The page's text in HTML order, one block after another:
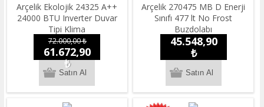
Arçelik Ekolojik 24325 A++
24000 BTU Inverter Duvar
Tipi Klima
72.000,00 ₺
61.672,90
₺
Arçelik 270475 MB D Enerji
Sınıfı 477 lt No Frost
Buzdolabı
45.548,90
₺